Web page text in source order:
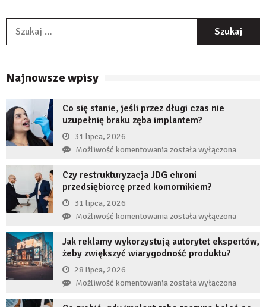
Najnowsze wpisy
Co się stanie, jeśli przez długi czas nie
uzupełnię braku zęba implantem?
31 lipca, 2026
Możliwość komentowaniaCo
stanie,
jeśli
długi
uzupełnię
implantem?
została wyłączona
Czy restrukturyzacja JDG chroni
przedsiębiorcę przed komornikiem?
31 lipca, 2026
Możliwość komentowaniaCzy
JDG
chroni
przed
komornikiem?
została wyłączona
Jak reklamy wykorzystują autorytet ekspertów,
żeby zwiększyć wiarygodność produktu?
28 lipca, 2026
Możliwość komentowaniaJak
została wyłączona